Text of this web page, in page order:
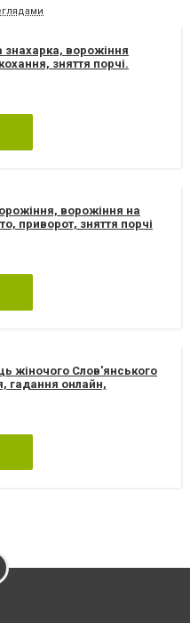
знахарка, ворожіння
зняття порчі.
ворожіння на
приворот, зняття порчі
жіночого Слов'янського
гадання онлайн,